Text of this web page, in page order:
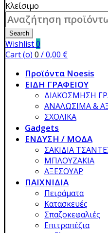
Κλείσιμο
Search
for:
Search
Wishlist0
Cart (o) 0 /0,00 €
Προϊόντα Noesis
ΕΙΔΗ ΓΡΑΦΕΙΟΥ
ΔΙΑΚΟΣΜΗΣΗ
ΑΝΑΛΩΣΙΜΑ &
ΣΧΟΛΙΚΑ
Gadgets
ΕΝΔΥΣΗ / ΜΟΔΑ
ΣΑΚΙΔΙΑ
ΜΠΛΟΥΖΑΚΙΑ
ΑΞΕΣΟΥΑΡ
ΠΑΙΧΝΙΔΙΑ
Πειράματα
Κατασκευές
Σπαζοκεφαλιές
Επιτραπέζια